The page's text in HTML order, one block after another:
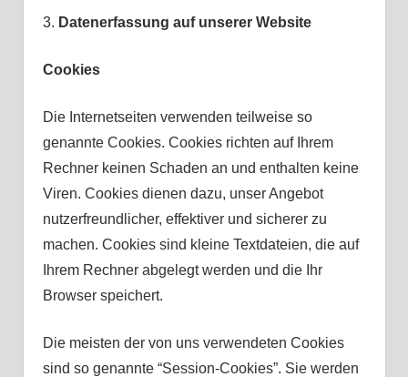
3. Datenerfassung auf unserer Website
Cookies
Die Internetseiten verwenden teilweise so
genannte Cookies. Cookies richten auf Ihrem
Rechner keinen Schaden an und enthalten keine
Viren. Cookies dienen dazu, unser Angebot
nutzerfreundlicher, effektiver und sicherer zu
machen. Cookies sind kleine Textdateien, die auf
Ihrem Rechner abgelegt werden und die Ihr
Browser speichert.
Die meisten der von uns verwendeten Cookies
sind so genannte “Session-Cookies”. Sie werden